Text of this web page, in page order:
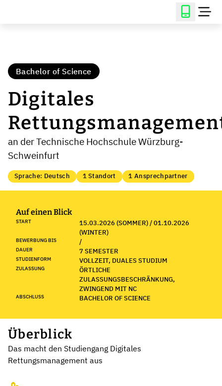
Bachelor of Science
Digitales
an der Technische Hochschule Würzburg-
Schweinfurt
Sprache: Deutsch 1 Standort 1 Ansprechpartner
Auf einen Blick
START
15.03.2026 (SOMMER) / 01.10.2026
(WINTER)
BEWERBUNG BIS /
DAUER 7 SEMESTER
STUDIENFORM VOLLZEIT, DUALES STUDIUM
ZULASSUNG
ÖRTLICHE
ZULASSUNGSBESCHRÄNKUNG,
ZWINGEND MIT NC
ABSCHLUSS BACHELOR OF SCIENCE
Überblick
Das macht den Studiengang Digitales
Rettungsmanagement aus